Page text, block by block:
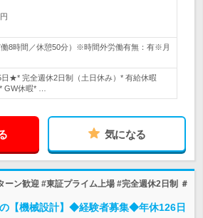
働8時間／休憩50分）※時間外労働有無：有※月
★* 完全週休2日制（土日休み）* 有給休暇
GW休暇* …
気になる
ーン歓迎 #東証プライム上場 #完全週休2日制 ＃
【機械設計】◆経験者募集◆年休126日